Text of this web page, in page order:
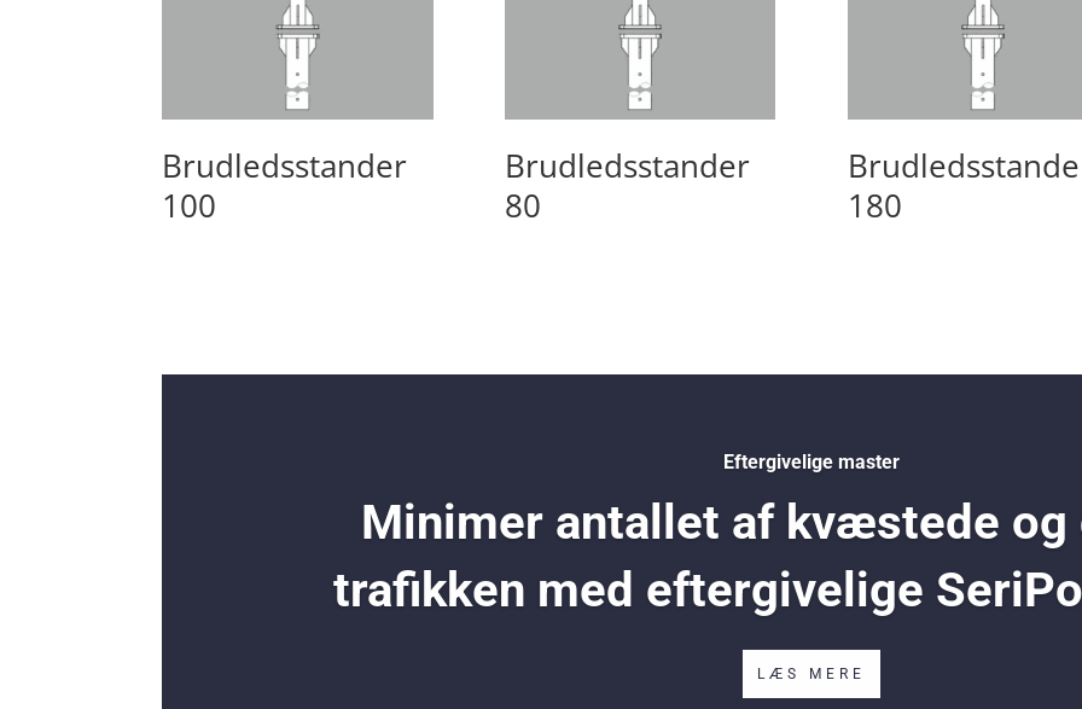
Brudledsstander
100
Brudledsstander
80
180
Eftergivelige master
Minimer antallet af kvæstede
trafikken med eftergivelige
LÆS MERE